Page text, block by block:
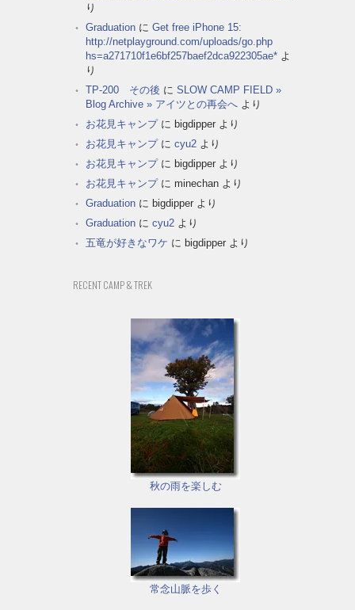
り
Graduation に Get free iPhone 15:
http://netplayground.com/uploads/go.php
hs=a271710f1e6bf257baef2dca922305ae* よ
り
TP-200 その後 に SLOW CAMP FIELD »
Blog Archive » アイツとの再会へ より
お花見キャンプに bigdipper より
お花見キャンプに cyu2 より
お花見キャンプに bigdipper より
お花見キャンプに minechan より
Graduation に bigdipper より
Graduation に cyu2 より
五竜が好きなワケ に bigdipper より
RECENT CAMP & TREK
秋の雨を楽しむ
常念山脈を歩く